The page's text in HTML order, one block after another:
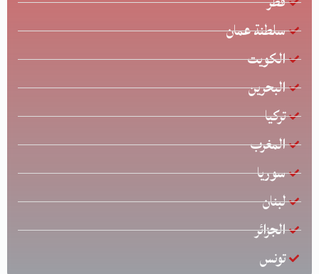
سلطنة عمان
الكويت
البحرين
تركيا
المغرب
سوريا
لبنان
الجزائر
تونس